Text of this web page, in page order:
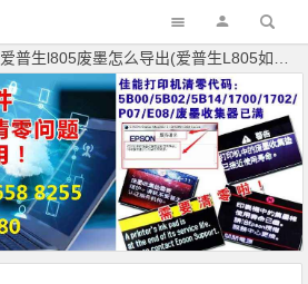
爱普生l805废墨怎么导出(爱普生L805如何正确导出废墨？)